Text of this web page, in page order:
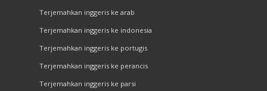
Terjemahkan inggeris ke arab
Terjemahkan inggeris ke indonesia
Terjemahkan inggeris ke portugis
Terjemahkan inggeris ke perancis
Terjemahkan inggeris ke parsi